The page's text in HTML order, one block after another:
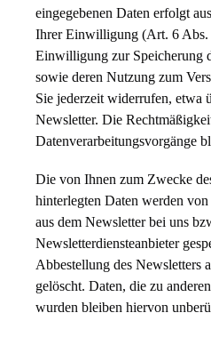
eingegebenen Daten erfolgt
Ihrer Einwilligung (Art. 6
Einwilligung zur Speicherung
sowie deren Nutzung zum
Sie jederzeit widerrufen, etwa
Newsletter. Die
Datenverarbeitungsvorgänge
Die von Ihnen zum Zwecke
hinterlegten Daten werden
aus dem Newsletter bei uns
Newsletterdiensteanbieter
Abbestellung des Newsletters
gelöscht. Daten, die zu
wurden bleiben hiervon